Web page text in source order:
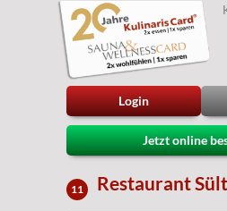
Login
Jetzt online
11 Restaurant